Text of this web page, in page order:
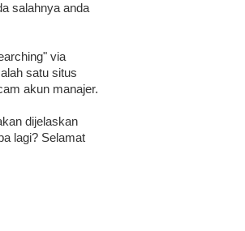
salahnya anda
via
satu situs
akun manajer.
dijelaskan
lagi? Selamat